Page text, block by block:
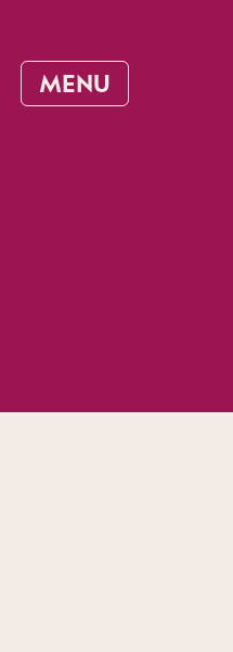
MENU